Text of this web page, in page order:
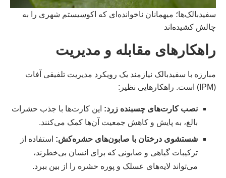
سفیدبالک‌ها؛ میهمانان ناخوانده‌ای که اکوسیستم شهری را به
چالش کشیده‌اند
راهکارهای مقابله و مدیریت
مبارزه با سفیدبالک نیازمند یک رویکرد مدیریت تلفیقی آفات
(IPM) است. راهکارهایی نظیر:
نصب کارت‌های چسبنده زرد: این کارت‌ها با جذب حشرات
بالغ، به پایش و کاهش جمعیت آن‌ها کمک می‌کنند.
شستشوی درختان با صابون‌های حشره‌کش: استفاده از
ترکیبات گیاهی و صابونی که برای انسان بی‌خطرند،
می‌تواند لایه‌های عسلک و پوره حشره را از بین ببرد.